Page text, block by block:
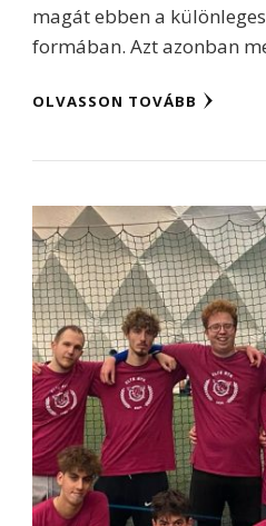
magát ebben a
formában. Azt azonban
OLVASSON TOVÁBB